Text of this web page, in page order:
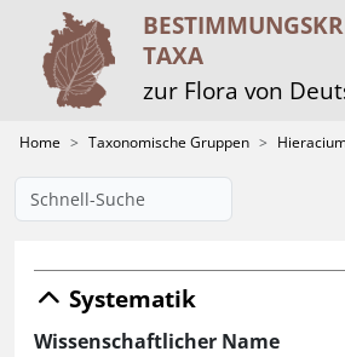
TAXA
zur Flora von
Home Taxonomische Gruppen
Systematik
Wissenschaftlicher Name